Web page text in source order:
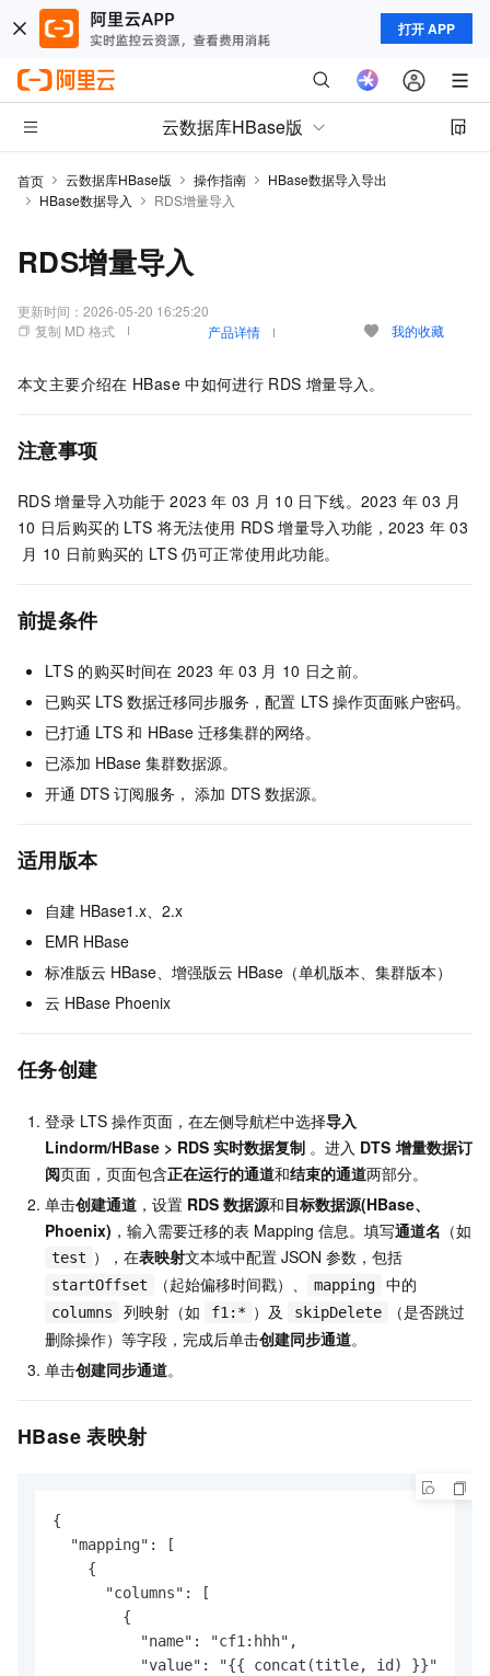
打开 APP
云数据库HBase版
首页 云数据库HBase版 操作指南
HBase数据导入导出
HBase数据导入
RDS增量导入
RDS增量导入
更新时间： 2026-05-20 16:25:20
复制 MD 格式
产品详情 我的收藏
本文主要介绍在 HBase 中如何进行 RDS 增量导入。
注意事项
RDS 增量导入功能于 2023 年 03 月 10 日下线。2023 年 03 月
10 日后购买的 LTS 将无法使用 RDS 增量导入功能，2023 年 03
月 10 日前购买的 LTS 仍可正常使用此功能。
前提条件
LTS 的购买时间在 2023 年 03 月 10 日之前。
已购买 LTS 数据迁移同步服务，配置 LTS 操作页面账户密码。
已打通 LTS 和 HBase 迁移集群的网络。
已添加 HBase 集群数据源。
开通 DTS 订阅服务， 添加 DTS 数据源。
适用版本
自建 HBase1.x、2.x
EMR HBase
标准版云 HBase、增强版云 HBase（单机版本、集群版本）
云 HBase Phoenix
任务创建
登录 LTS 操作页面，在左侧导航栏中选择导入
Lindorm/HBase > RDS 实时数据复制 。进入 DTS 增量数据订
阅页面，页面包含正在运行的通道和结束的通道两部分。
单击创建通道 ，设置 RDS 数据源和目标数据源(HBase、
Phoenix) ，输入需要迁移的表 Mapping 信息。填写通道名 （如
test ），在表映射文本域中配置 JSON 参数，包括
startOffset （起始偏移时间戳）、 mapping 中的
columns 列映射（如 f1:* ）及 skipDelete
（是否跳过
删除操作）等字段，完成后单击创建同步通道。
单击创建同步通道。
HBase 表映射
{
  "mapping": [
    {
      "columns": [
        {
          "name": "cf1:hhh",
          "value": "{{ concat(title, id) }}"